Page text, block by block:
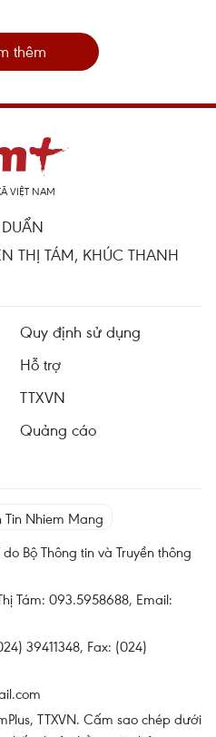
thêm
VIỆT NAM
THỊ TÁM, KHÚC THANH
Quy định sử dụng
Hỗ trợ
TTXVN
Quảng cáo
Bộ Thông tin và Truyền thông
Tám: 093.5958688, Email:
39411348, Fax: (024)
TTXVN. Cấm sao chép dưới